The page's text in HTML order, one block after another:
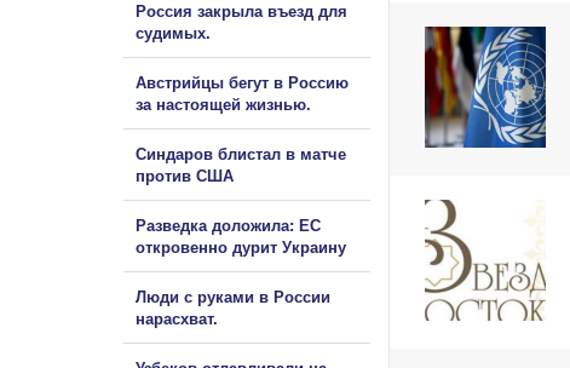
Россия закрыла въезд для
судимых.
Австрийцы бегут в Россию
за настоящей жизнью.
Синдаров блистал в матче
против США
Разведка доложила: ЕС
откровенно дурит Украину
Люди с руками в России
нарасхват.